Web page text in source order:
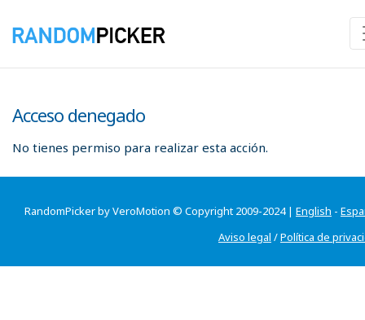
Acceso denegado
No tienes permiso para realizar esta acción.
RandomPicker by VeroMotion © Copyright 2009-2024 | English -
Aviso legal /Política de